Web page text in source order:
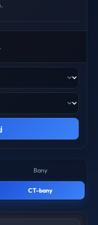
Bany
CT-bany